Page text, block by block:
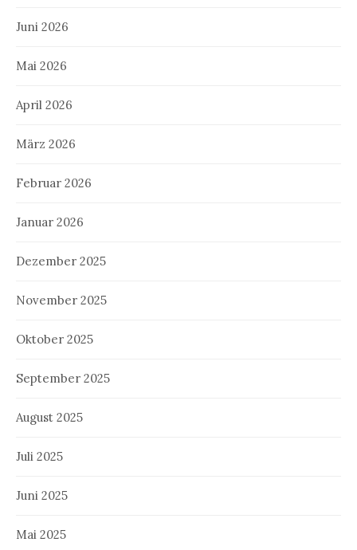
Juni 2026
Mai 2026
April 2026
März 2026
Februar 2026
Januar 2026
Dezember 2025
November 2025
Oktober 2025
September 2025
August 2025
Juli 2025
Juni 2025
Mai 2025